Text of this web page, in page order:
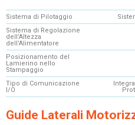
Sistema di Pilotaggio
Sistema di Regolazione
dell’Altezza
dell’Alimentatore
Posizionamento del
Lamierino nello
Stampaggio
Tipo di Comunicazione
I/O
Guide Laterali